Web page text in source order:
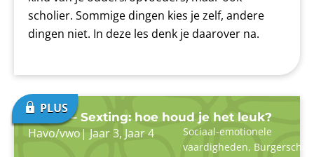
scholier. Sommige dingen kies je zelf, andere
dingen niet. In deze les denk je daarover na.
Liefde – Sexting: hoe houd je het leuk?
Havo/vwo| Jaar 3, Jaar 4
Sociaal-emotionele
vaardigheden, Burgerschap